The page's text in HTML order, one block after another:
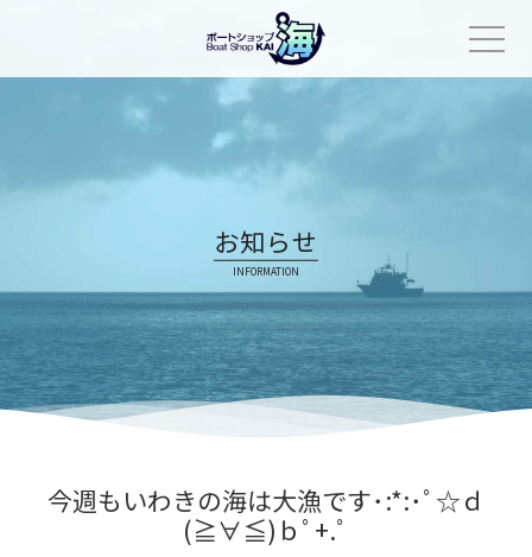
お知らせ
INFORMATION
今週もいわきの海は大漁です･:*:･ﾟ☆ｄ
(≧∀≦)ｂﾟ+.ﾟ